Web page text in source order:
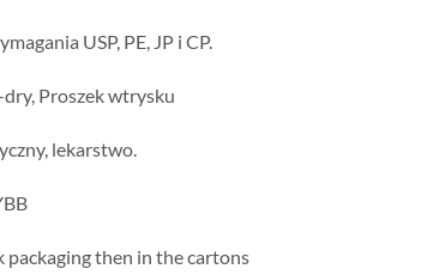
USP, PE, JP i CP.
dry, Proszek wtrysku
lekarstwo.
packaging then in the cartons